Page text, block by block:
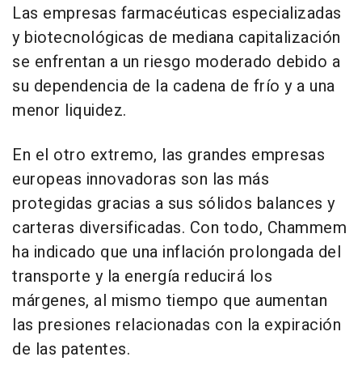
Las empresas farmacéuticas especializadas
y biotecnológicas de mediana capitalización
se enfrentan a un riesgo moderado debido a
su dependencia de la cadena de frío y a una
menor liquidez.
En el otro extremo, las grandes empresas
europeas innovadoras son las más
protegidas gracias a sus sólidos balances y
carteras diversificadas. Con todo, Chammem
ha indicado que una inflación prolongada del
transporte y la energía reducirá los
márgenes, al mismo tiempo que aumentan
las presiones relacionadas con la expiración
de las patentes.